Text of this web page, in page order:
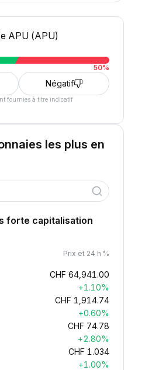
APU (APU)
50%
Négatif
fournies à titre indicatif
les plus en
forte capitalisation
Prix et 24 h %
CHF 64,941.00
+1.10%
CHF 1,914.74
+0.60%
CHF 74.78
+2.80%
CHF 1.034
+1.00%